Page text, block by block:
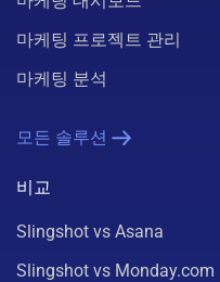
마케팅 프로젝트 관리
마케팅 분석
모든 솔루션
비교
Slingshot vs Asana
Slingshot vs Monday.com